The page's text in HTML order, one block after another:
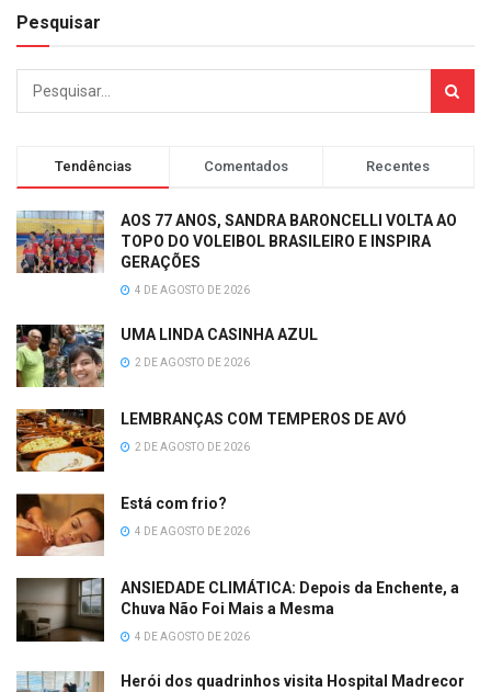
Pesquisar
Tendências Comentados Recentes
AOS 77 ANOS, SANDRA BARONCELLI VOLTA AO
TOPO DO VOLEIBOL BRASILEIRO E INSPIRA
GERAÇÕES
4 DE AGOSTO DE 2026
UMA LINDA CASINHA AZUL
2 DE AGOSTO DE 2026
LEMBRANÇAS COM TEMPEROS DE AVÓ
2 DE AGOSTO DE 2026
Está com frio?
4 DE AGOSTO DE 2026
ANSIEDADE CLIMÁTICA: Depois da Enchente, a
Chuva Não Foi Mais a Mesma
4 DE AGOSTO DE 2026
Herói dos quadrinhos visita Hospital Madrecor